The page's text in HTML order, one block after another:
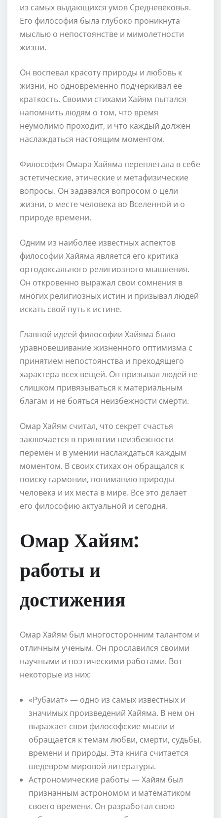
из самых выдающихся умов Средневековья.
Его философия была глубоко проникнута
мыслью о непостоянстве и мимолетности
жизни.
Он воспевал красоту природы и любовь к
жизни, но одновременно подчеркивал ее
краткость. Своими стихами Хайям пытался
напомнить людям о том, что время
неумолимо проходит, и что каждый должен
наслаждаться настоящим моментом.
Философия Омара Хайяма переплетала в себе
эстетические, этические и метафизические
вопросы. Он задавался вопросом о цели
жизни, о месте человека во Вселенной и о
природе времени.
Одним из наиболее известных аспектов
философии Хайяма является его критика
ортодоксального религиозного мышления.
Он откровенно выражал свои сомнения в
многих религиозных истин и призывал людей
искать свой путь к истине.
Главной идеей философии Хайяма было
уравновешивание жизненного оптимизма с
принятием непостоянства и преходящего
характера всех вещей. Он призывал людей не
слишком привязываться к материальным
благам и не бояться неизбежности смерти.
Омар Хайям считал, что секрет счастья
заключается в принятии неизбежности
перемен и в умении наслаждаться каждым
моментом. В своих стихах он обращался к
поиску гармонии, пониманию природы
человека и их места в мире. Все это делает
его философию актуальной и сегодня.
Омар Хайям:
работы и
достижения
Омар Хайям был многосторонним талантом и
отличным ученым. Он прославился своими
научными и поэтическими работами. Вот
некоторые из них:
«Рубаиат» — одно из самых известных и
значимых произведений Хайяма. В нем он
выражает свои философские мысли и
обращается к темам любви, смерти, судьбы,
времени и природы. Эта книга считается
шедевром мировой литературы.
Астрономические работы — Хайям был
признанным астрономом и математиком
своего времени. Он разработал свою